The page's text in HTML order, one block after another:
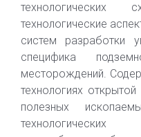
технологические
систем разработки
специфика
месторождений.
технологиях
полезных